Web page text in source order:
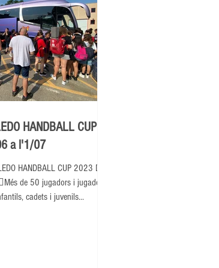
HANDBALL CUP
a l'1/07
HANDBALL CUP 2023 Del
de 50 jugadors i jugadores
cadets i juvenils...